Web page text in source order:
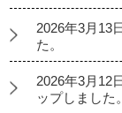
2026年3月13
た。
2026年3月12
ップしました。